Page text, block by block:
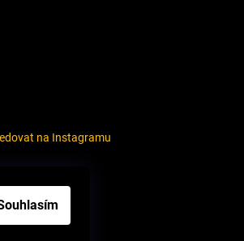
na Instagramu